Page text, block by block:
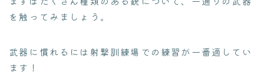
を触ってみましょう。
武器に慣れるには射撃訓練場での練習が一番適してい
ます！